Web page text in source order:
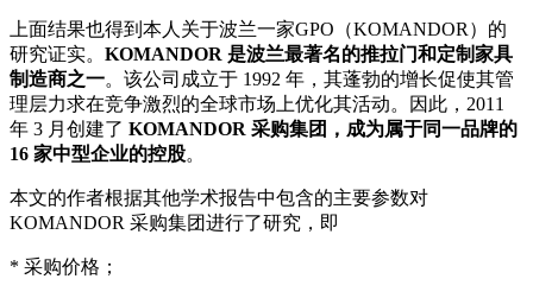
上面结果也得到本人关于波兰一家GPO（KOMANDOR）的
研究证实。 KOMANDOR 是波兰最著名的推拉门和定制家具
制造商之一。该公司成立于 1992 年，其蓬勃的增长促使其管
理层力求在竞争激烈的全球市场上优化其活动。因此，2011
年 3 月创建了 KOMANDOR 采购集团，成为属于同一品牌的
16 家中型企业的控股。
本文的作者根据其他学术报告中包含的主要参数对
KOMANDOR 采购集团进行了研究，即
* 采购价格；